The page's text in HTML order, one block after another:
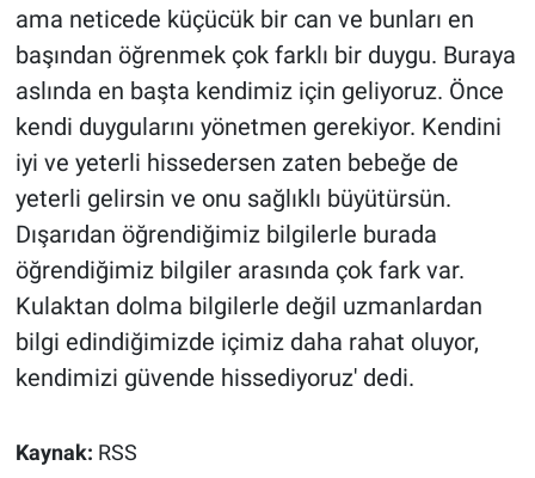
ama neticede küçücük bir can ve bunları en
başından öğrenmek çok farklı bir duygu. Buraya
aslında en başta kendimiz için geliyoruz. Önce
kendi duygularını yönetmen gerekiyor. Kendini
iyi ve yeterli hissedersen zaten bebeğe de
yeterli gelirsin ve onu sağlıklı büyütürsün.
Dışarıdan öğrendiğimiz bilgilerle burada
öğrendiğimiz bilgiler arasında çok fark var.
Kulaktan dolma bilgilerle değil uzmanlardan
bilgi edindiğimizde içimiz daha rahat oluyor,
kendimizi güvende hissediyoruz' dedi.
Kaynak: RSS